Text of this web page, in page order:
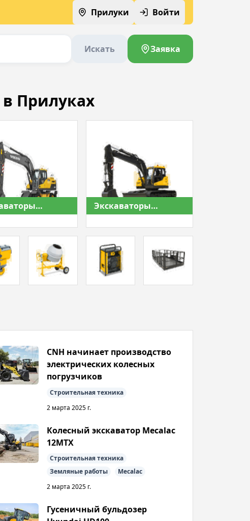
Прилуки Войти
Искать Заявка
Прилуках
Экскаваторы
гусеничные
CNH начинает производство
электрических колесных
погрузчиков
Строительная техника
2 марта 2025 г.
Колесный экскаватор Mecalac
12MTX
Строительная техника
Земляные работы
Mecalac
2 марта 2025 г.
Гусеничный бульдозер